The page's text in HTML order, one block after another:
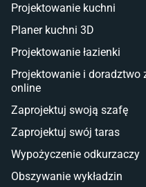
Sztuczna trawa miękka
Koce i pledy
Płytki na balkon
Lampy stojące LED
Płytki
Płytki Cersanit
Płytki wielkoformatowe
Glazura
Projektowanie kuchni
Planer kuchni 3D
Projektowanie łazienki
Projektowanie i doradztwo
online
Zaprojektuj swoją szafę
Zaprojektuj swój taras
Wypożyczenie odkurzaczy
Obszywanie wykładzin